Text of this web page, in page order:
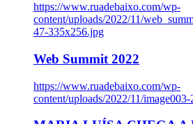
https://www.ruadebaixo.com/wp-
content/uploads/2022/11/
47-335x256.jpg
Web Summit 2022
https://www.ruadebaixo.com/wp-
content/uploads/2022/11/